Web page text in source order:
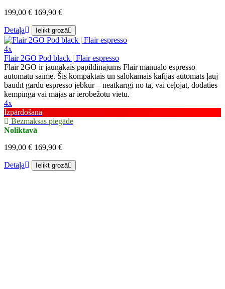
199,00 € 169,90 €
Detaļa Ielikt grozā
4x
Flair 2GO Pod black | Flair espresso
Flair 2GO ir jaunākais papildinājums Flair manuālo espresso
automātu saimē. Šis kompaktais un salokāmais kafijas automāts ļauj
baudīt gardu espresso jebkur – neatkarīgi no tā, vai ceļojat, dodaties
kempingā vai mājās ar ierobežotu vietu.
4x
Izpārdošana
Bezmaksas piegāde
Noliktavā
199,00 € 169,90 €
Detaļa Ielikt grozā